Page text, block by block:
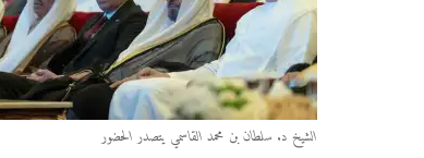
الشيخ د. سلطان بن محمد القاسمي يتصدر الحضور